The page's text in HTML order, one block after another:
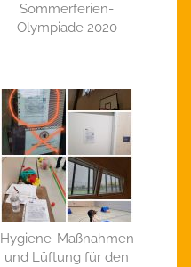
Sommerferien-
Olympiade 2020
Hygiene-Maßnahmen
und Lüftung für den